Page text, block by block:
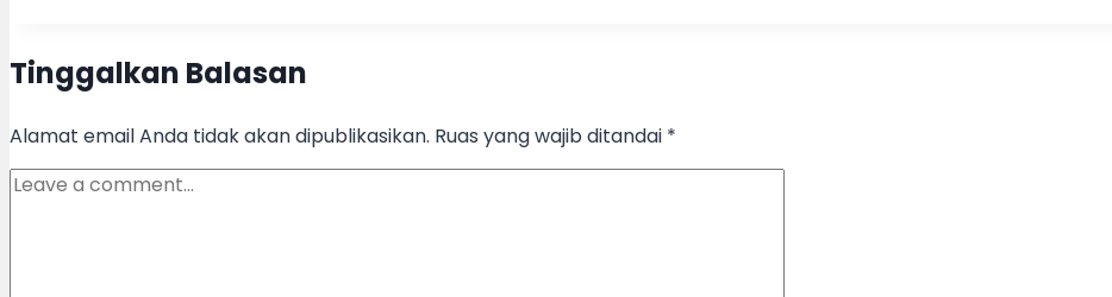
Tinggalkan Balasan
Alamat email Anda tidak akan dipublikasikan. Ruas yang wajib ditandai *